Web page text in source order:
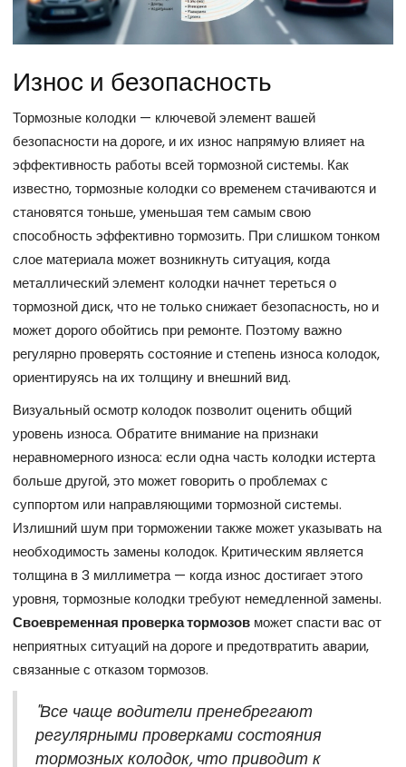
Износ и безопасность
Тормозные колодки — ключевой элемент вашей
безопасности на дороге, и их износ напрямую влияет на
эффективность работы всей тормозной системы. Как
известно, тормозные колодки со временем стачиваются и
становятся тоньше, уменьшая тем самым свою
способность эффективно тормозить. При слишком тонком
слое материала может возникнуть ситуация, когда
металлический элемент колодки начнет тереться о
тормозной диск, что не только снижает безопасность, но и
может дорого обойтись при ремонте. Поэтому важно
регулярно проверять состояние и степень износа колодок,
ориентируясь на их толщину и внешний вид.
Визуальный осмотр колодок позволит оценить общий
уровень износа. Обратите внимание на признаки
неравномерного износа: если одна часть колодки истерта
больше другой, это может говорить о проблемах с
суппортом или направляющими тормозной системы.
Излишний шум при торможении также может указывать на
необходимость замены колодок. Критическим является
толщина в 3 миллиметра — когда износ достигает этого
уровня, тормозные колодки требуют немедленной замены.
Своевременная проверка тормозов может спасти вас от
неприятных ситуаций на дороге и предотвратить аварии,
связанные с отказом тормозов.
"Все чаще водители пренебрегают
регулярными проверками состояния
тормозных колодок, что приводит к